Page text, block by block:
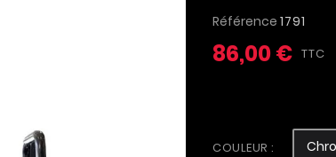
Référence 1791
86,00 € TTC
COULEUR :